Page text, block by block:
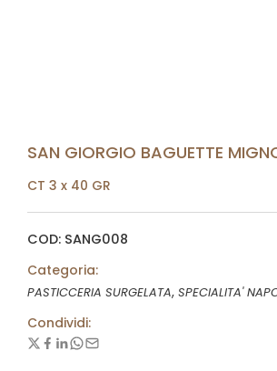
SAN GIORGIO BAGUETTE
CT 3 x 40 GR
COD: SANG008
Categoria:
PASTICCERIA SURGELATA, SPECIALITA'
Condividi: